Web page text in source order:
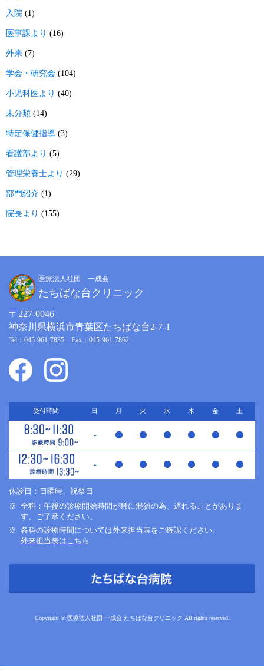
入院 (1)
医事課より (16)
外来 (7)
学会・研究会 (104)
小児科医より (40)
未分類 (14)
特定保健指導 (3)
看護部より (5)
管理栄養士より (29)
部門紹介 (1)
院長より (155)
医療法人社団 一成会
たちばな台クリニック
〒227-0046
神奈川県横浜市青葉区たちばな台2-7-1
Tel：045-961-7835 Fax：045-961-7862
受付時間 日 月 火 水 木 金 土
休診日：日曜時、祝祭日
全科：午後の診療開始時間が稀に混雑の為、遅れることがありま
す。ご了承ください。
各科の診療時間については外来担当表をご確認ください。
外来担当表はこちら
Copyright © 医療法人社団 一成会 たちばな台クリニック All rights reserved.